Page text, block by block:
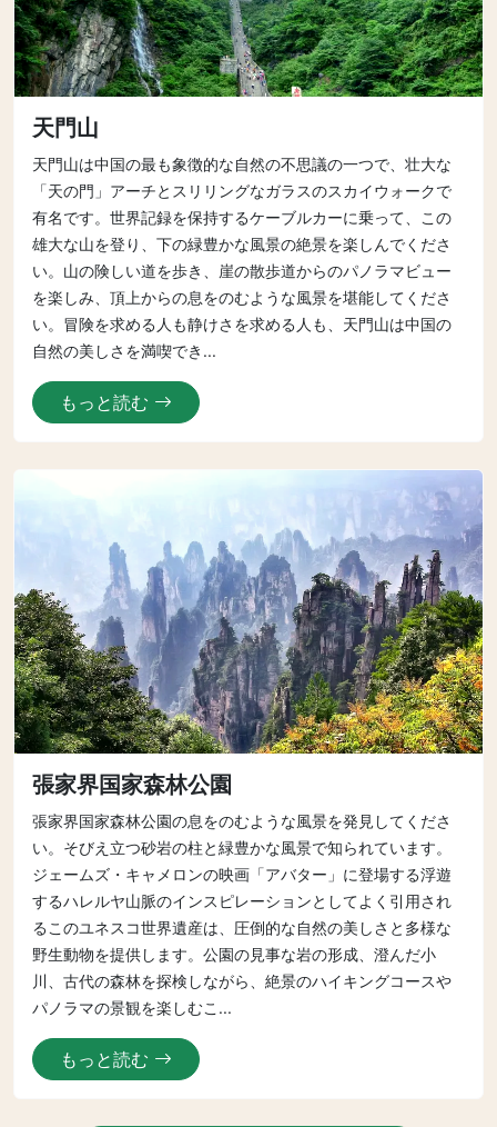
天門山
天門山は中国の最も象徴的な自然の不思議の一つで、壮大な
「天の門」アーチとスリリングなガラスのスカイウォークで
有名です。世界記録を保持するケーブルカーに乗って、この
雄大な山を登り、下の緑豊かな風景の絶景を楽しんでくださ
い。山の険しい道を歩き、崖の散歩道からのパノラマビュー
を楽しみ、頂上からの息をのむような風景を堪能してくださ
い。冒険を求める人も静けさを求める人も、天門山は中国の
自然の美しさを満喫でき...
もっと読む
張家界国家森林公園
張家界国家森林公園の息をのむような風景を発見してくださ
い。そびえ立つ砂岩の柱と緑豊かな風景で知られています。
ジェームズ・キャメロンの映画「アバター」に登場する浮遊
するハレルヤ山脈のインスピレーションとしてよく引用され
るこのユネスコ世界遺産は、圧倒的な自然の美しさと多様な
野生動物を提供します。公園の見事な岩の形成、澄んだ小
川、古代の森林を探検しながら、絶景のハイキングコースや
パノラマの景観を楽しむこ...
もっと読む